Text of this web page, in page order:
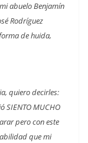
abuelo Benjamín
Rodríguez
de huida,
quiero decirles:
SIENTO MUCHO
pero con este
que mi